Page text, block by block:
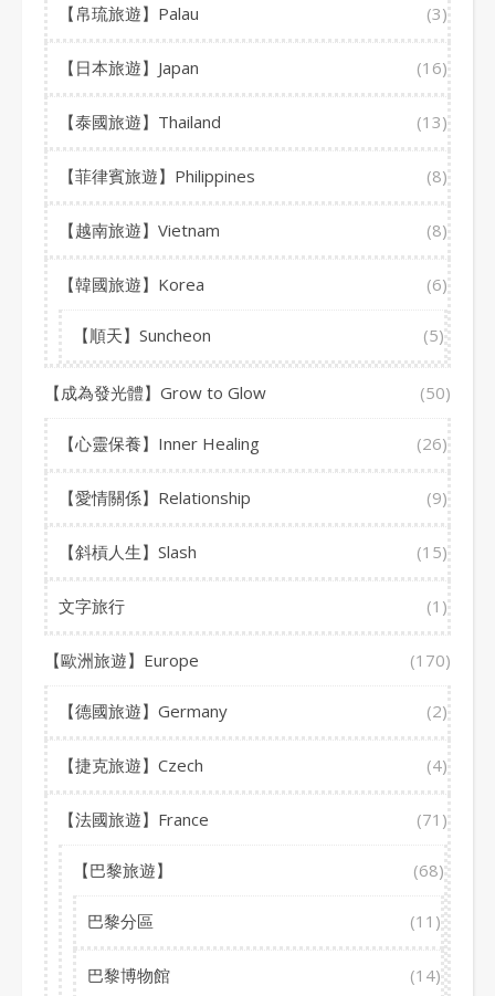
【帛琉旅遊】Palau (3)
【日本旅遊】Japan (16)
【泰國旅遊】Thailand (13)
【菲律賓旅遊】Philippines (8)
【越南旅遊】Vietnam (8)
【韓國旅遊】Korea (6)
【順天】Suncheon (5)
【成為發光體】Grow to Glow (50)
【心靈保養】Inner Healing (26)
【愛情關係】Relationship (9)
【斜槓人生】Slash (15)
文字旅行 (1)
【歐洲旅遊】Europe (170)
【德國旅遊】Germany (2)
【捷克旅遊】Czech (4)
【法國旅遊】France (71)
【巴黎旅遊】 (68)
巴黎分區 (11)
巴黎博物館 (14)